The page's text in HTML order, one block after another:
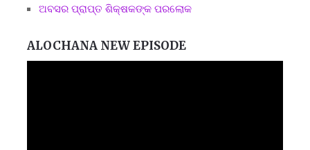
ଅବସର ପ୍ରାପ୍ତ ଶିକ୍ଷକଙ୍କ ପରଲୋକ
ALOCHANA NEW EPISODE